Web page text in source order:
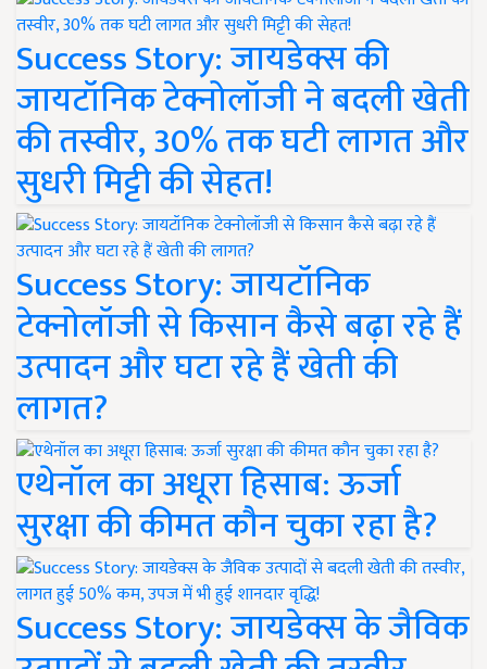
Success Story: जायडेक्स की
जायटॉनिक टेक्नोलॉजी ने बदली खेती
की तस्वीर, 30% तक घटी लागत और
सुधरी मिट्टी की सेहत!
Success Story: जायटॉनिक
टेक्नोलॉजी से किसान कैसे बढ़ा रहे हैं
उत्पादन और घटा रहे हैं खेती की
लागत?
एथेनॉल का अधूरा हिसाब: ऊर्जा
सुरक्षा की कीमत कौन चुका रहा है?
Success Story: जायडेक्स के जैविक